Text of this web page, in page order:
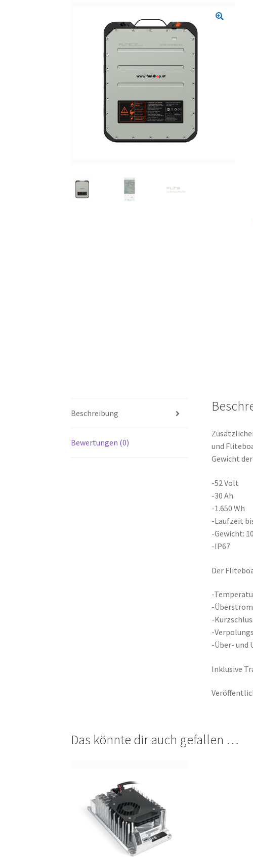
Beschreibung
Bewertungen (0)
und
Gewicht
-52 Volt
-30 Ah
-1.650 Wh
-Laufzeit
-Gewicht:
-IP67
Der
-
-
-
-
-Über- und
Inklusive
Das könnte dir auch gefallen …